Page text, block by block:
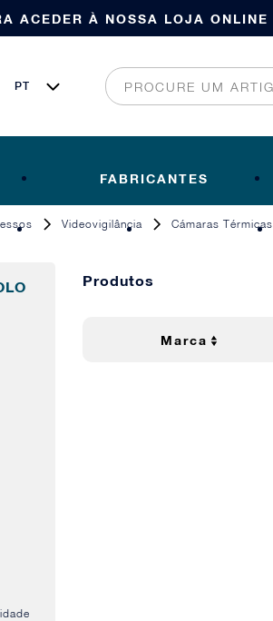
ACEDER À NOSSA LOJA ONLINE
FABRICANTES
Videovigilância Cámaras Térmicas
Produtos
Marca